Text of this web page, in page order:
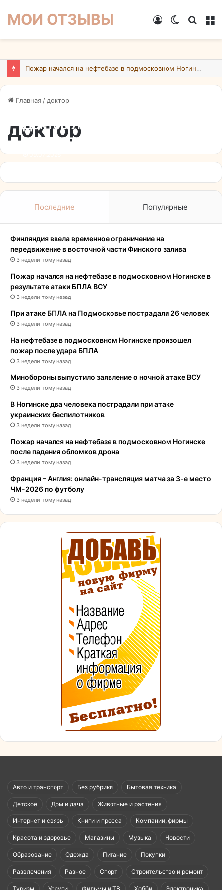
МОИ ОТЗЫВЫ
Switch
Войти
Пожар начался на нефтебазе в подмосковном Ногинске в результате атаки БПЛА ВСУ
Главная / доктор
доктор
Доктор Лейзерман: Даже
специалисту с регалиями
не обойтись без новых
09.07.2026
Последние Популярные
Финляндия ввела временное ограничение на
передвижение в восточной части Финского залива
3 недели тому назад
Пожар начался на нефтебазе в подмосковном Ногинске в
результате атаки БПЛА ВСУ
3 недели тому назад
При атаке БПЛА на Подмосковье пострадали 26 человек
3 недели тому назад
На нефтебазе в подмосковном Ногинске произошел
пожар после удара БПЛА
3 недели тому назад
Минобороны выпустило заявление о ночной атаке ВСУ
3 недели тому назад
В Ногинске два человека пострадали при атаке
украинских беспилотников
3 недели тому назад
Пожар начался на нефтебазе в подмосковном Ногинске
после падения обломков дрона
3 недели тому назад
Франция – Англия: онлайн-трансляция матча за 3-е место
ЧМ-2026 по футболу
3 недели тому назад
Авто и транспорт Без рубрики Бытовая техника
Детское Дом и дача Животные и растения
Интернет и связь Книги и пресса Компании, фирмы
Красота и здоровье Магазины Музыка Новости
Образование Одежда Питание Покупки
Развлечения Разное Спорт Строительство и ремонт
Туризм Услуги Фильмы и ТВ Хобби Электроника